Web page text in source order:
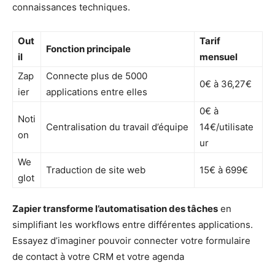
connaissances techniques.
Out
il
Fonction principale
Tarif
mensuel
Zap
ier
Connecte plus de 5000
applications entre elles
0€ à 36,27€
Noti
on
Centralisation du travail d’équipe
0€ à
14€/utilisate
ur
We
glot
Traduction de site web 15€ à 699€
Zapier transforme l’automatisation des tâches en
simplifiant les workflows entre différentes applications.
Essayez d’imaginer pouvoir connecter votre formulaire
de contact à votre CRM et votre agenda